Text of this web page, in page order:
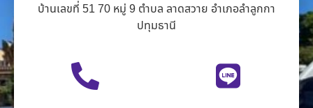
บ้านเลขที่ 51 70 หมู่ 9 ตำบล ลาดสวาย อำเภอลำลูกกา
ปทุมธานี